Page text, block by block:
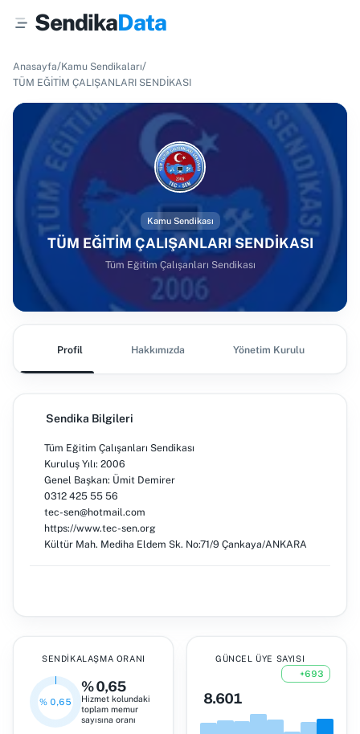
SendikaData
Anasayfa/Kamu Sendikaları/
TÜM EĞİTİM ÇALIŞANLARI SENDİKASI
Kamu Sendikası
TÜM EĞİTİM ÇALIŞANLARI SENDİKASI
Tüm Eğitim Çalışanları Sendikası
Profil Hakkımızda Yönetim Kurulu
Sendika Bilgileri
Tüm Eğitim Çalışanları Sendikası
Kuruluş Yılı: 2006
Genel Başkan: Ümit Demirer
0312 425 55 56
tec-sen@hotmail.com
https://www.tec-sen.org
Kültür Mah. Mediha Eldem Sk. No:71/9 Çankaya/ANKARA
SENDIKALAŞMA ORANI
% 0,65
% 0,65
Hizmet kolundaki
toplam memur
sayısına oranı
GÜNCEL ÜYE SAYISI
+693
8.601